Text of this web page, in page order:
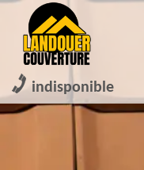
indisponible